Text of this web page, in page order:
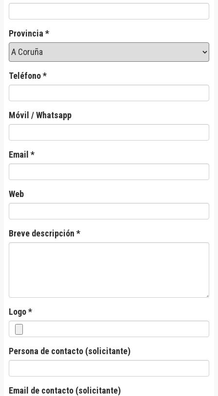
Provincia *
Teléfono *
Móvil / Whatsapp
Email *
Web
Breve descripción *
Logo *
Persona de contacto (solicitante)
Email de contacto (solicitante)